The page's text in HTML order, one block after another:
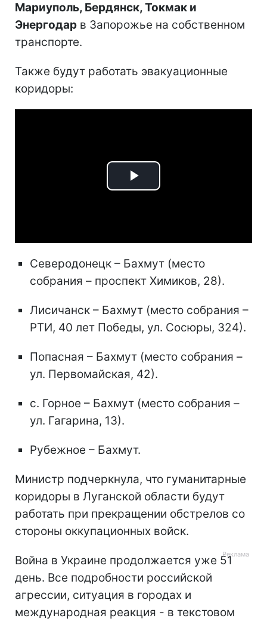
Мариуполь, Бердянск, Токмак и
Энергодар в Запорожье на собственном
транспорте.
Также будут работать эвакуационные
коридоры:
Play
Северодонецк – Бахмут (место
собрания – проспект Химиков, 28).
Лисичанск – Бахмут (место собрания –
РТИ, 40 лет Победы, ул. Сосюры, 324).
Попасная – Бахмут (место собрания –
ул. Первомайская, 42).
с. Горное – Бахмут (место собрания –
ул. Гагарина, 13).
Рубежное – Бахмут.
Министр подчеркнула, что гуманитарные
коридоры в Луганской области будут
работать при прекращении обстрелов со
стороны оккупационных войск.
Война в Украине продолжается уже 51
день. Все подробности российской
агрессии, ситуация в городах и
международная реакция - в текстовом